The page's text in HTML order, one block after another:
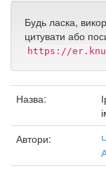
Будь ласка,
цитувати або
https://
Назва:
Автори: